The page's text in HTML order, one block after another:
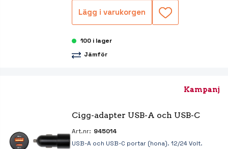
Lägg i varukorgen
100 i lager
Jämför
Kampanj
Cigg-adapter USB-A och USB-C
Art.nr: 945014
USB-A och USB-C portar (hona). 12/24 Volt.